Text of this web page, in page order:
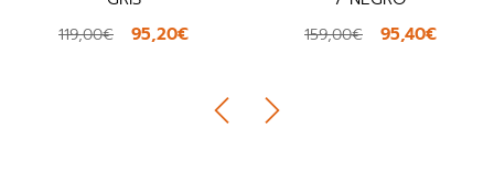
119,00€ 95,20€ 159,00€ 95,40€